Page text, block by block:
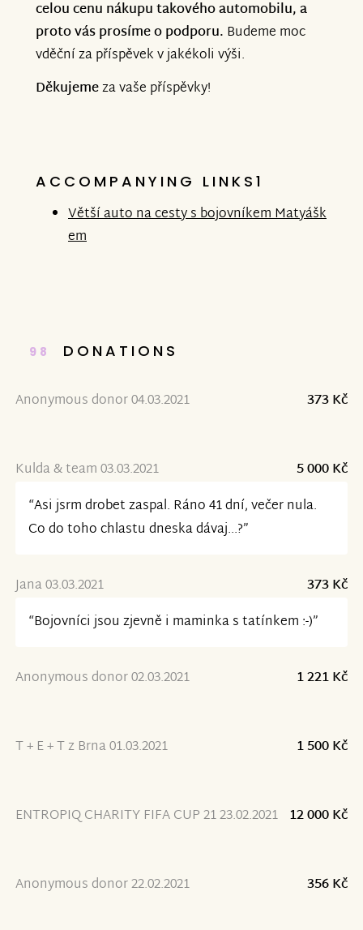
celou cenu nákupu takového automobilu, a
proto vás prosíme o podporu. Budeme moc
vděční za příspěvek v jakékoli výši.
Děkujemeza vaše příspěvky!
ACCOMPANYING LINKS1
Větší auto na cesty s bojovníkem Matyášk
em
98 DONATIONS
Anonymous donor 04.03.2021 373 Kč
Kulda & team 03.03.2021
5 000 Kč
“Asi jsrm drobet zaspal. Ráno 41 dní, večer nula.
Co do toho chlastu dneska dávaj...?”
Jana 03.03.2021
373 Kč
“Bojovníci jsou zjevně i maminka s tatínkem :-)”
Anonymous donor 02.03.2021 1 221 Kč
T + E + T z Brna 01.03.2021 1 500 Kč
ENTROPIQ CHARITY FIFA CUP 21 23.02.2021 12 000 Kč
Anonymous donor 22.02.2021 356 Kč